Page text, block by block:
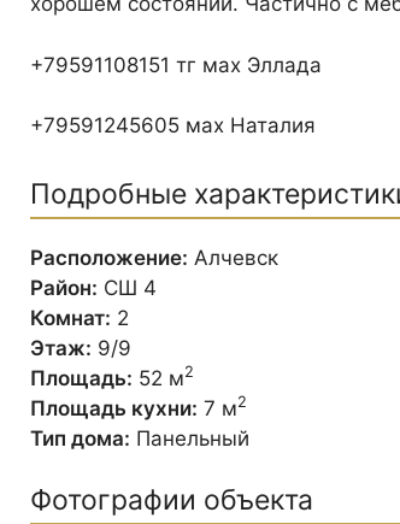
+79591108151 тг мах Эллада
+79591245605 мах Наталия
Подробные
Расположение: Алчевск
Район: СШ 4
Комнат: 2
Этаж: 9/9
Площадь: 52 м2
Площадь кухни: 7 м2
Тип дома: Панельный
Фотографии объекта